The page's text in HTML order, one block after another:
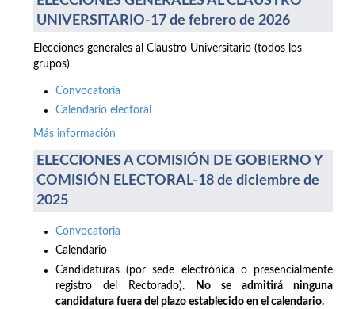
UNIVERSITARIO-17 de febrero de 2026
Elecciones generales al Claustro Universitario (todos los
grupos)
Convocatoria
Calendario electoral
Más información
ELECCIONES A COMISIÓN DE GOBIERNO Y
COMISIÓN ELECTORAL-18 de diciembre de
2025
Convocatoria
Calendario
Candidaturas (por sede electrónica o presencialmente
registro del Rectorado).
No se admitirá ninguna
candidatura fuera del plazo establecido en el calendario.